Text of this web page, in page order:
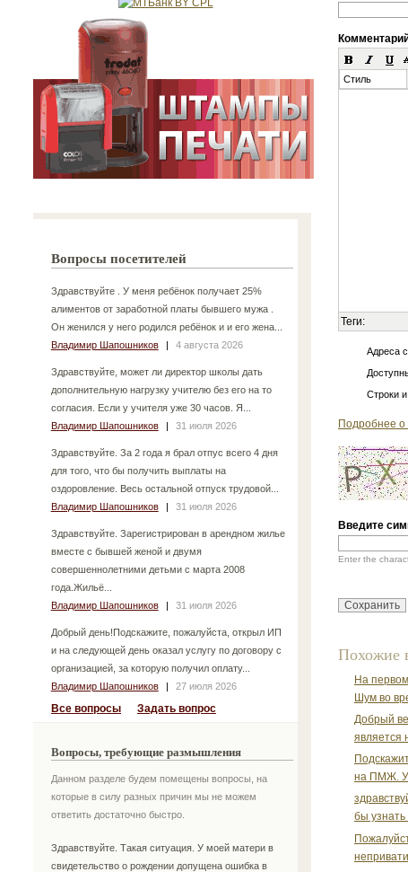
Вопросы посетителей
Здравствуйте . У меня ребёнок получает 25%
алиментов от заработной платы бывшего мужа .
Он женился у него родился ребёнок и и его жена...
Владимир Шапошников
| 4 августа 2026
Здравствуйте, может ли директор школы дать
дополнительную нагрузку учителю без его на то
согласия. Если у учителя уже 30 часов. Я...
Владимир Шапошников
| 31 июля 2026
Здравствуйте. За 2 года я брал отпус всего 4 дня
для того, что бы получить выплаты на
оздоровление. Весь остальной отпуск трудовой...
Владимир Шапошников
| 31 июля 2026
Здравствуйте. Зарегистрирован в арендном жилье
вместе с бывшей женой и двумя
совершеннолетними детьми с марта 2008
года.Жильё...
Владимир Шапошников
| 31 июля 2026
Добрый день!Подскажите, пожалуйста, открыл ИП
и на следующей день оказал услугу по договору с
организацией, за которую получил оплату...
Владимир Шапошников
| 27 июля 2026
Все вопросы Задать вопрос
Вопросы, требующие размышления
Данном разделе будем помещены вопросы, на
которые в силу разных причин мы не можем
ответить достаточно быстро.
Здравствуйте. Такая ситуация. У моей матери в
свидетельство о рождении допущена ошибка в
Стиль
Теги:
Адреса
Строки
Подробнее
Введите
Enter the
Похожие
На
Шум во
Добрый
является
на ПМЖ. У
бы узнать